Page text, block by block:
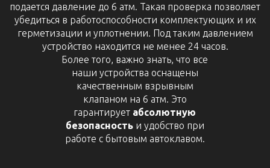
подается давление до 6 атм. Такая проверка позволяет
убедиться в работоспособности комплектующих и их
герметизации и уплотнении. Под таким давлением
устройство находится не менее 24 часов.
Более того, важно знать, что все
наши устройства оснащены
качественным взрывным
клапаном на 6 атм. Это
гарантирует абсолютную
безопасностьи удобство при
работе с бытовым автоклавом.